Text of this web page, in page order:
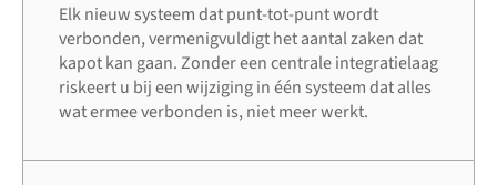
Elk nieuw systeem dat punt-tot-punt wordt
verbonden, vermenigvuldigt het aantal zaken dat
kapot kan gaan. Zonder een centrale integratielaag
riskeert u bij een wijziging in één systeem dat alles
wat ermee verbonden is, niet meer werkt.